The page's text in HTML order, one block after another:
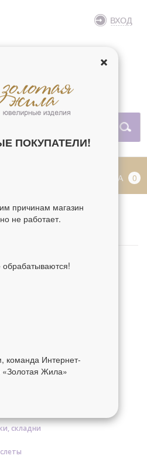
ВХОД
КОРЗИНА 0
иконы серебряные
складни
ПОКУПАТЕЛИ!
причинам магазин
не работает.
обрабатываются!
команда Интернет-
«Золотая Жила»